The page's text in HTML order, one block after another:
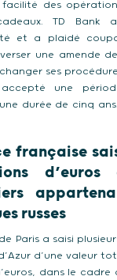
facilité des
TD Bank
et a plaidé
une amende
ses
accepté une
durée de cinq
française
d’euros
russes
Paris a saisi
d’une valeur
dans le cadre